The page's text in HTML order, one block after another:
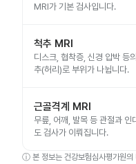
MRI가 기본 검사입니다.
척추 MRI
디스크, 협착증, 신경 압박 등
추(허리)로 부위가 나뉩니다.
근골격계 MRI
무릎, 어깨, 발목 등 관절과 인
도 검사가 이뤄집니다.
ⓘ 본 정보는 건강보험심사평가원의